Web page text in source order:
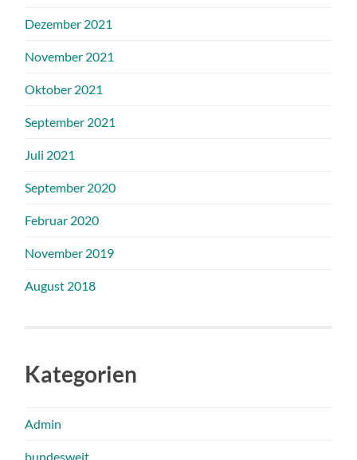
Dezember 2021
November 2021
Oktober 2021
September 2021
Juli 2021
September 2020
Februar 2020
November 2019
August 2018
Kategorien
Admin
bundesweit